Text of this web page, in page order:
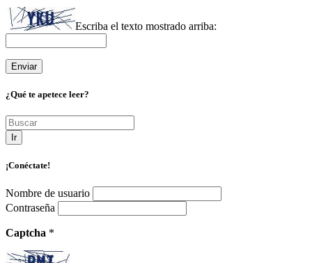
Escriba el texto mostrado arriba:
¿Qué te apetece leer?
Ir
¡Conéctate!
Nombre de usuario
Contraseña
Captcha *